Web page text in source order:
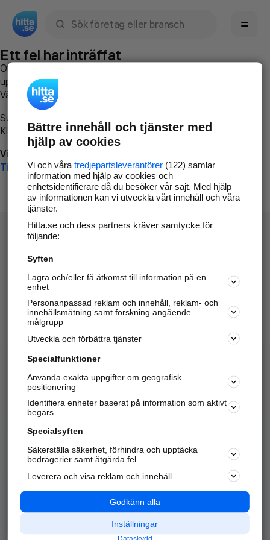
Ett fel har inträffat
Om du vill kan du
uppstod så att vi lättare och snabbare kan avhjälpa det.
Vänligen försök med följande:
Surfa till
Klicka påTillbaka-knappen i webbläsaren och försök igen
Vi beklagar besväret!
Till startsidan
Hitta.se - Gratis nummerupplysning.
Sök företag, personer och platser.
Hitta telefonnummer, adresser, företagsinfo mm.
Marknadsför företaget
Kom igång och annonsera mot
samarbetspartners nära dig.
Alla kategorier
Populära sökningar
API & Kartor
Annonsera
Integritet
Nödnummer
Bättre innehåll och tjänster med
hjälp av cookies
Vi och våra tredjepartsleverantörer(122) samlar
information med hjälp av cookies och
enhetsidentifierare då du besöker vår sajt. Med hjälp
av informationen kan vi utveckla vårt innehåll och våra
tjänster.
Hitta.se och dess partners kräver samtycke för
följande:
Syften
Lagra och/eller få åtkomst till information på en
enhet
Personanpassad reklam och innehåll, reklam- och
innehållsmätning samt forskning angående
målgrupp
Utveckla och förbättra tjänster
Specialfunktioner
Använda exakta uppgifter om geografisk
positionering
Identifiera enheter baserat på information som aktivt
begärs
Specialsyften
Säkerställa säkerhet, förhindra och upptäcka
bedrägerier samt åtgärda fel
Leverera och visa reklam och innehåll
Godkänn alla
Inställningar
Dataskydd